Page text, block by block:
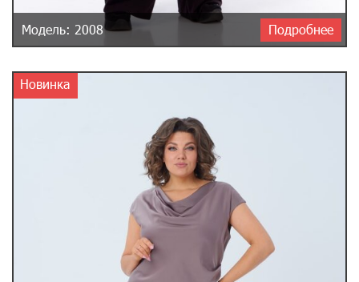
Модель: 2008 Подробнее
Новинка